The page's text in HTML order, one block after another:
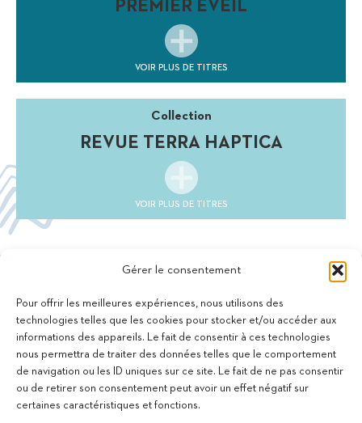
Gérer le consentement
Pour offrir les meilleures expériences, nous utilisons des
technologies telles que les cookies pour stocker et/ou accéder aux
informations des appareils. Le fait de consentir à ces technologies
nous permettra de traiter des données telles que le comportement
de navigation ou les ID uniques sur ce site. Le fait de ne pas consentir
ou de retirer son consentement peut avoir un effet négatif sur
certaines caractéristiques et fonctions.
PREMIER ÉVEIL
VOIR PLUS DE TITRES
Collection
REVUE TERRA HAPTICA
VOIR PLUS DE TITRES
11 bis Rue des Novalles
21240 Talant - France
+33 (0)3 80 59 22 88
Membre de la Fédération des Aveugles de France
Membre du collectif Les Éditeurs Atypiques